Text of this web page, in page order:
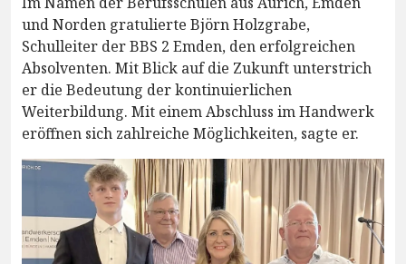
und Norden gratulierte Björn Holzgrabe,
Schulleiter der BBS 2 Emden, den erfolgreichen
Absolventen. Mit Blick auf die Zukunft unterstrich
er die Bedeutung der kontinuierlichen
Weiterbildung. Mit einem Abschluss im Handwerk
eröffnen sich zahlreiche Möglichkeiten, sagte er.